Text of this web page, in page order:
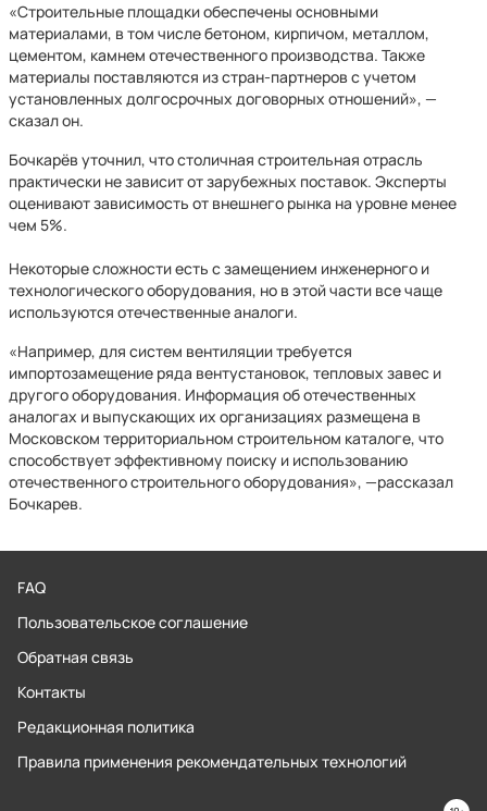
«Строительные площадки обеспечены основными
материалами, в том числе бетоном, кирпичом, металлом,
цементом, камнем отечественного производства. Также
материалы поставляются из стран-партнеров с учетом
установленных долгосрочных договорных отношений», —
сказал он.
Бочкарёв уточнил, что столичная строительная отрасль
практически не зависит от зарубежных поставок. Эксперты
оценивают зависимость от внешнего рынка на уровне менее
чем 5%.
Некоторые сложности есть с замещением инженерного и
технологического оборудования, но в этой части все чаще
используются отечественные аналоги.
«Например, для систем вентиляции требуется
импортозамещение ряда вентустановок, тепловых завес и
другого оборудования. Информация об отечественных
аналогах и выпускающих их организациях размещена в
Московском территориальном строительном каталоге, что
способствует эффективному поиску и использованию
отечественного строительного оборудования», —рассказал
Бочкарев.
FAQ
Пользовательское соглашение
Обратная связь
Контакты
Редакционная политика
Правила применения рекомендательных технологий